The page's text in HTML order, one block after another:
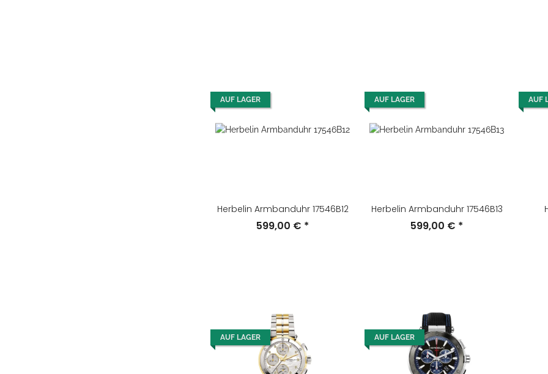
AUF LAGER
Herbelin Armbanduhr 17546B12
599,00 € *
AUF LAGER
Herbelin Armbanduhr 17546B13
599,00 € *
AUF
AUF LAGER AUF LAGER